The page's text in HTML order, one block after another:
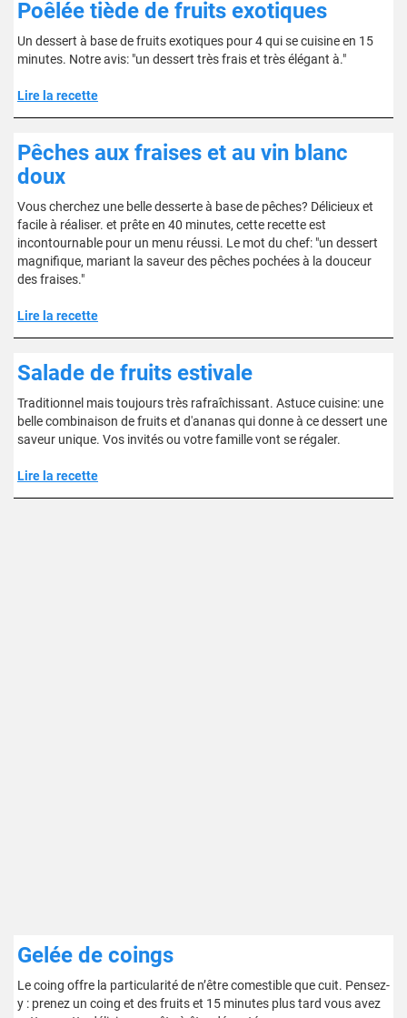
Poêlée tiède de fruits exotiques
Un dessert à base de fruits exotiques pour 4 qui se cuisine en 15
minutes. Notre avis: "un dessert très frais et très élégant à."
Lire la recette
Pêches aux fraises et au vin blanc
doux
Vous cherchez une belle desserte à base de pêches? Délicieux et
facile à réaliser. et prête en 40 minutes, cette recette est
incontournable pour un menu réussi. Le mot du chef: "un dessert
magnifique, mariant la saveur des pêches pochées à la douceur
des fraises."
Lire la recette
Salade de fruits estivale
Traditionnel mais toujours très rafraîchissant. Astuce cuisine: une
belle combinaison de fruits et d'ananas qui donne à ce dessert une
saveur unique. Vos invités ou votre famille vont se régaler.
Lire la recette
Gelée de coings
Le coing offre la particularité de n’être comestible que cuit. Pensez-
y : prenez un coing et des fruits et 15 minutes plus tard vous avez